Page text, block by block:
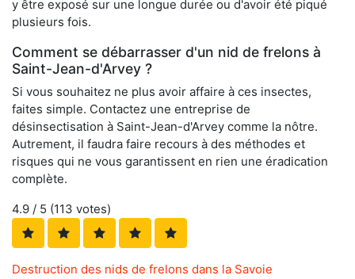
y être exposé sur une longue durée ou d'avoir été piqué
plusieurs fois.
Comment se débarrasser d'un nid de frelons à
Saint-Jean-d'Arvey ?
Si vous souhaitez ne plus avoir affaire à ces insectes,
faites simple. Contactez une entreprise de
désinsectisation à Saint-Jean-d'Arvey comme la nôtre.
Autrement, il faudra faire recours à des méthodes et
risques qui ne vous garantissent en rien une éradication
complète.
4.9 / 5 (113 votes)
Destruction des nids de frelons dans la Savoie